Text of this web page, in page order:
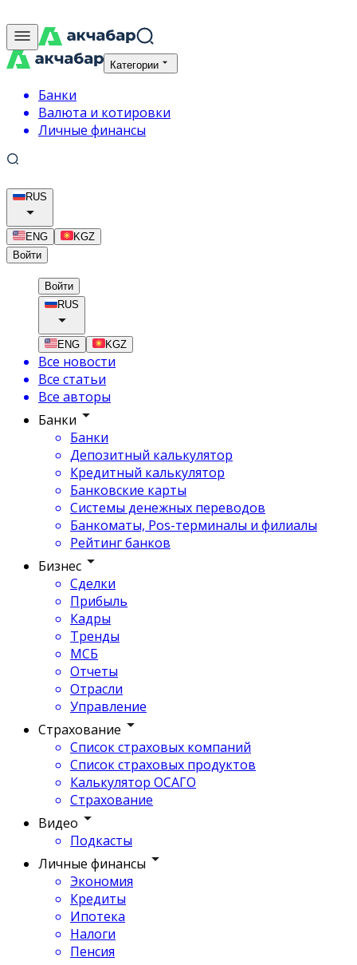
Категории
Банки
Валюта и котировки
Личные финансы
RUS
ENG
KGZ
Войти
Войти
RUS
ENG KGZ
Все новости
Все статьи
Все авторы
Банки
Банки
Депозитный калькулятор
Кредитный калькулятор
Банковские карты
Системы денежных переводов
Банкоматы, Pos-терминалы и филиалы
Рейтинг банков
Бизнес
Сделки
Прибыль
Кадры
Тренды
МСБ
Отчеты
Отрасли
Управление
Страхование
Список страховых компаний
Список страховых продуктов
Калькулятор ОСАГО
Страхование
Видео
Подкасты
Личные финансы
Экономия
Кредиты
Ипотека
Налоги
Пенсия